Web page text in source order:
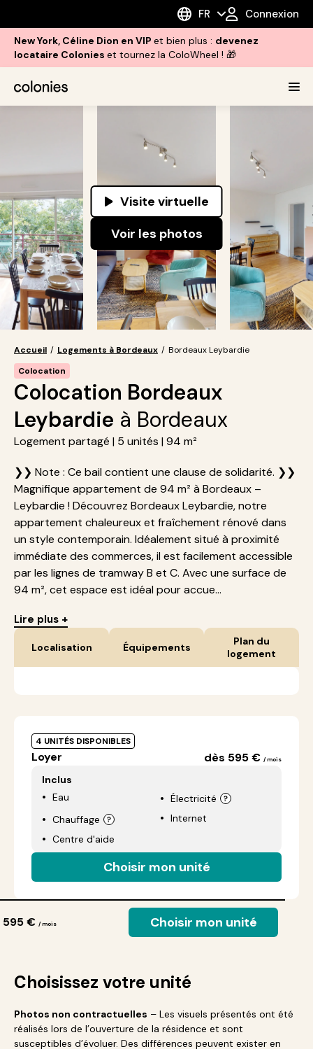
FR Connexion
New York, Céline Dion en VIP et bien plus : devenez
locataire Colonies et tournez la ColoWheel ! 🎁
Visite virtuelle
Voir les photos
Accueil / Logements à Bordeaux / Bordeaux Leybardie
Colocation
Colocation Bordeaux
Leybardie à Bordeaux
Logement partagé | 5 unités | 94 m²
❯❯ Note : Ce bail contient une clause de solidarité. ❯❯
Magnifique appartement de 94 m² à Bordeaux –
Leybardie ! Découvrez Bordeaux Leybardie, notre
appartement chaleureux et fraîchement rénové dans
un style contemporain. Idéalement situé à proximité
immédiate des commerces, il est facilement accessible
par les lignes de tramway B et C. Avec une surface de
94 m², cet espace est idéal pour accue...
Lire plus +
Localisation Équipements
Plan du
logement
4 UNITÉS DISPONIBLES
Loyer dès 595 € / mois
Inclus
Eau
Électricité
Chauffage
Internet
Centre d'aide
Choisir mon unité
595 € / mois Choisir mon unité
Choisissez votre unité
Photos non contractuelles – Les visuels présentés ont été
réalisés lors de l’ouverture de la résidence et sont
susceptibles d’évoluer. Des différences peuvent exister en